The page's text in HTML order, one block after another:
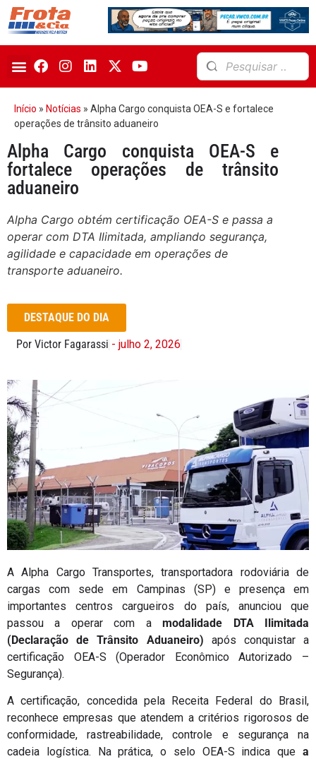
Início » Notícias » Alpha Cargo conquista OEA-S e fortalece
operações de trânsito aduaneiro
Alpha Cargo conquista OEA-S e
fortalece operações de trânsito
aduaneiro
Alpha Cargo obtém certificação OEA-S e passa a
operar com DTA Ilimitada, ampliando segurança,
agilidade e capacidade em operações de
transporte aduaneiro.
DESTAQUE DO DIA
Por Victor Fagarassi - julho 2, 2026
AAlpha Cargo Transportes, transportadora rodoviária de
cargas com sede em Campinas (SP)e presença em
importantes centros cargueiros do país, anunciou que
passou a operar com amodalidade DTA Ilimitada
(Declaração de Trânsito Aduaneiro) após conquistar a
certificação OEA-S (Operador Econômico Autorizado –
Segurança).
A certificação, concedida pela Receita Federal do Brasil,
reconhece empresas que atendem a critérios rigorosos de
conformidade, rastreabilidade, controle e segurança na
cadeia logística. Na prática, o selo OEA-S indica que a